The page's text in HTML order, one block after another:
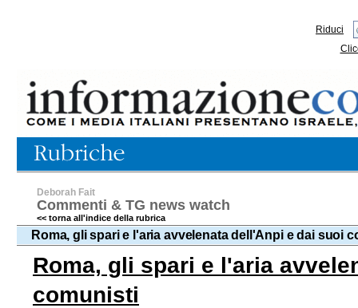
Riduci
Deborah Fait
Commenti & TG news watch
<< torna all'indice della rubrica
Roma, gli spari e l'aria avvelenata dell'Anpi e dai suoi
Roma, gli spari e l'aria
comunisti